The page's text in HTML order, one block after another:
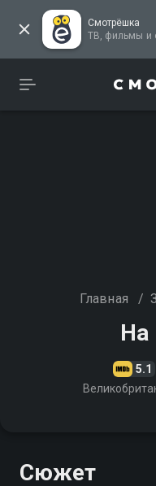
Смотрёшка
Главная /
На
5.1
Сюжет